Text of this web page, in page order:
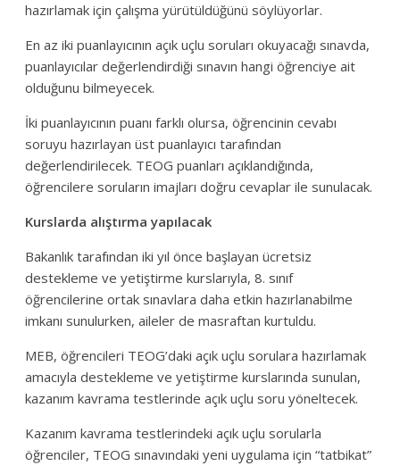
hazırlamak için çalışma yürütüldüğünü söylüyorlar.
En az iki puanlayıcının açık uçlu soruları okuyacağı sınavda,
puanlayıcılar değerlendirdiği sınavın hangi öğrenciye ait
olduğunu bilmeyecek.
İki puanlayıcının puanı farklı olursa, öğrencinin cevabı
soruyu hazırlayan üst puanlayıcı tarafından
değerlendirilecek. TEOG puanları açıklandığında,
öğrencilere soruların imajları doğru cevaplar ile sunulacak.
Kurslarda alıştırma yapılacak
Bakanlık tarafından iki yıl önce başlayan ücretsiz
destekleme ve yetiştirme kurslarıyla, 8. sınıf
öğrencilerine ortak sınavlara daha etkin hazırlanabilme
imkanı sunulurken, aileler de masraftan kurtuldu.
MEB, öğrencileri TEOG’daki açık uçlu sorulara hazırlamak
amacıyla destekleme ve yetiştirme kurslarında sunulan,
kazanım kavrama testlerinde açık uçlu soru yöneltecek.
Kazanım kavrama testlerindeki açık uçlu sorularla
öğrenciler, TEOG sınavındaki yeni uygulama için “tatbikat”